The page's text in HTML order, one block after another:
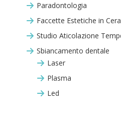
Paradontologia
Faccette Estetiche in
Studio Aticolazione
Sbiancamento dentale
Laser
Plasma
Led